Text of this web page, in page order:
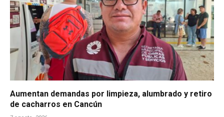
Aumentan demandas por limpieza, alumbrado y retiro
de cacharros en Cancún